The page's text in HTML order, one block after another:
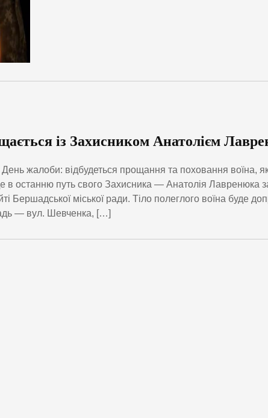
із Захисником Анатолієм
жалоби: відбудеться прощання та поховання воїна,
в останню путь свого Захисника — Анатолія Лавренюка
Бершадської міської ради. Тіло полеглого воїна буде
— вул. Шевченка, […]